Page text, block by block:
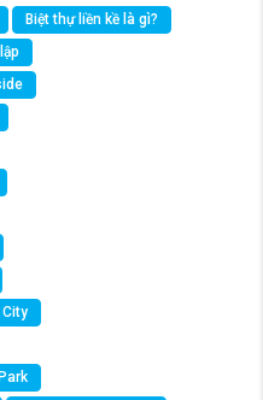
Biệt thự liền kề là gì?